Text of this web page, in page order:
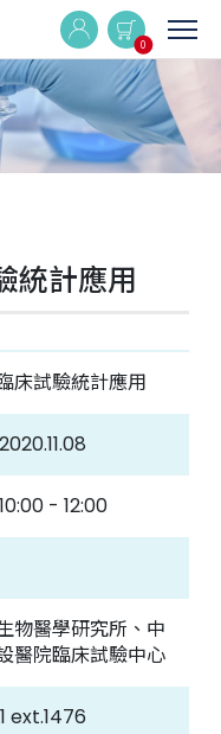
0
臨床試驗中心
統計應用
床試驗統計應用
- 12:00
物醫學研究所、中
醫院臨床試驗中心
ext.1476